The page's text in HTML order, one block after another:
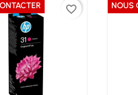
favorite_border NOUS